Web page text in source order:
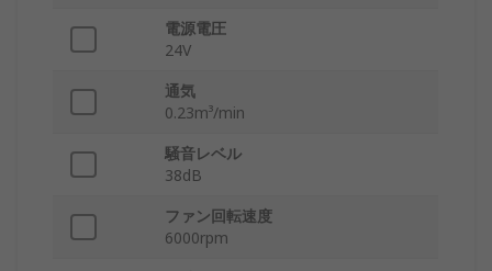
電源電圧
24V
通気
0.23m³/min
騒音レベル
38dB
ファン回転速度
6000rpm